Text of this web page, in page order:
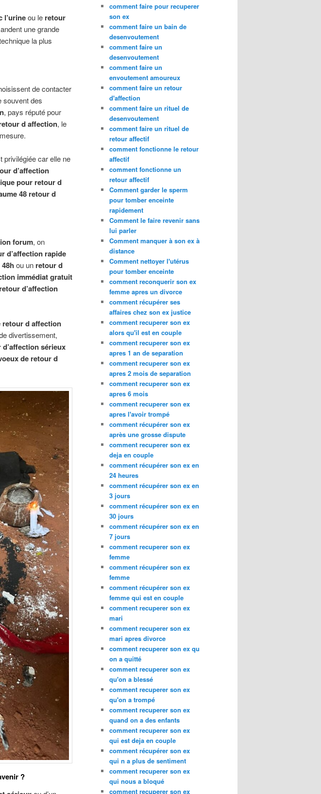
l’urineou le retour
une grande
la plus
de contacter
souvent des
, pays réputé pour
d affection, le
privilégiée car elle ne
d’affection
pour retour d
48 retour d
forum, on
d’affection rapide
ou un retour d
immédiat gratuit
retour d’affection
retour d affection
divertissement,
d’affection sérieux
de retour d
?
comment faire pour recuperer
son ex
comment faire un bain de
desenvoutement
comment faire un
desenvoutement
comment faire un
envoutement amoureux
comment faire un retour
d'affection
comment faire un rituel de
desenvoutement
comment faire un rituel de
retour affectif
comment fonctionne le retour
affectif
comment fonctionne un
retour affectif
Comment garder le sperm
pour tomber enceinte
rapidement
Comment le faire revenir sans
lui parler
Comment manquer à son ex à
distance
Comment nettoyer l'utérus
pour tomber enceinte
comment reconquerir son ex
femme apres un divorce
comment récupérer ses
affaires chez son ex justice
comment recuperer son ex
alors qu'il est en couple
comment recuperer son ex
apres 1 an de separation
comment recuperer son ex
apres 2 mois de separation
comment recuperer son ex
apres 6 mois
comment recuperer son ex
apres l'avoir trompé
comment récupérer son ex
après une grosse dispute
comment recuperer son ex
deja en couple
comment récupérer son ex en
24 heures
comment récupérer son ex en
3 jours
comment récupérer son ex en
30 jours
comment récupérer son ex en
7 jours
comment recuperer son ex
femme
comment récupérer son ex
femme
comment récupérer son ex
femme qui est en couple
comment recuperer son ex
mari
comment recuperer son ex
mari apres divorce
comment recuperer son ex qu
on a quitté
comment recuperer son ex
qu'on a blessé
comment recuperer son ex
qu'on a trompé
comment recuperer son ex
quand on a des enfants
comment recuperer son ex
qui est deja en couple
comment récupérer son ex
qui n a plus de sentiment
comment recuperer son ex
qui nous a bloqué
comment recuperer son ex